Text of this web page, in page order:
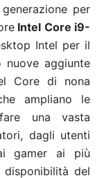
per
Intel Core i9-
Intel per il
nuove aggiunte
Core di nona
ampliano le
una vasta
dagli utenti
gamer ai più
del